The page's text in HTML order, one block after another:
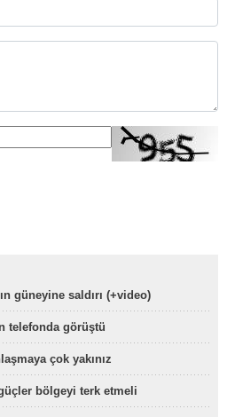
güneyine saldırı (+video)
telefonda görüştü
çok yakınız
bölgeyi terk etmeli